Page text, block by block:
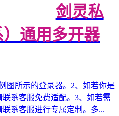
剑灵私
通用多开器
图所示的登录器。2、如若你是
系客服免费适配。3、如若需
系客服进行专属定制。多...